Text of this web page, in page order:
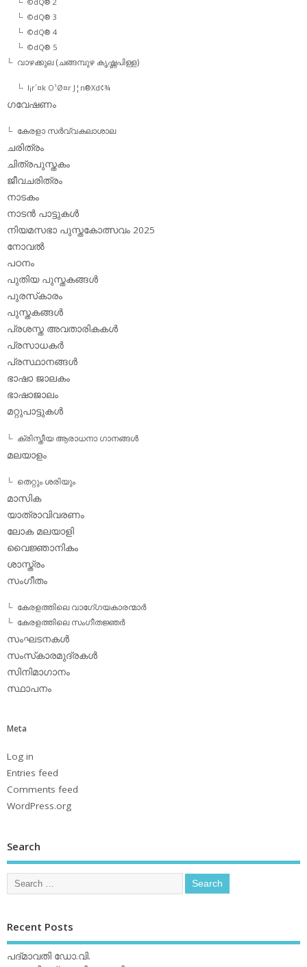
©dQ® 3
©dQ® 4
©dQ® 5
വാഴക്കുല (ചങ്ങമ്പുഴ കൃഷ്ണപിള്ള)
l¡r´¤k O¹Ø¤r J¦n®Xd¢¾
ഗവേഷണം
കേരളാ സര്‍വ്വകലാശാല
ചരിത്രം
ചിത്രപുസ്തകം
ജീവചരിത്രം
നാടകം
നാടന്‍ പാട്ടുകള്‍
നിയമസഭാ പുസ്തകോത്സവം 2025
നോവല്‍
പഠനം
പുതിയ പുസ്തകങ്ങള്‍
പുരസ്‌കാരം
പുസ്തകങ്ങള്‍
പ്രശസ്ത അവതാരികകള്‍
പ്രസാധകര്‍
പ്രസ്ഥാനങ്ങള്‍
ഭാഷാ ജാലകം
ഭാഷാജാലം
മറ്റുപാട്ടുകള്‍
ക്രിസ്തീയ ആരാധനാ ഗാനങ്ങള്‍
മലയാളം
തെറ്റും ശരിയും
മാസിക
യാത്രാവിവരണം
ലോക മലയാളി
വൈജ്ഞാനികം
ശാസ്ത്രം
സംഗീതം
കേരളത്തിലെ വാഗേ്ഗയകാരന്മാര്‍
കേരളത്തിലെ സംഗീതജ്ഞര്‍
സംഘടനകള്‍
സംസ്‌കാരമുദ്രകള്‍
സിനിമാഗാനം
സ്ഥാപനം
Meta
Log in
Entries feed
Comments feed
WordPress.org
Search
Recent Posts
പദ്മാവതി ഡോ.വി.